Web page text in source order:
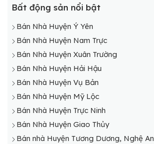
Bất động sản nổi bật
Bán Nhà Huyện Ý Yên
Bán Nhà Huyện Nam Trực
Bán Nhà Huyện Xuân Trường
Bán Nhà Huyện Hải Hậu
Bán Nhà Huyện Vụ Bản
Bán Nhà Huyện Mỹ Lộc
Bán Nhà Huyện Trực Ninh
Bán Nhà Huyện Giao Thủy
Bán nhà Huyện Tương Dương, Nghệ An